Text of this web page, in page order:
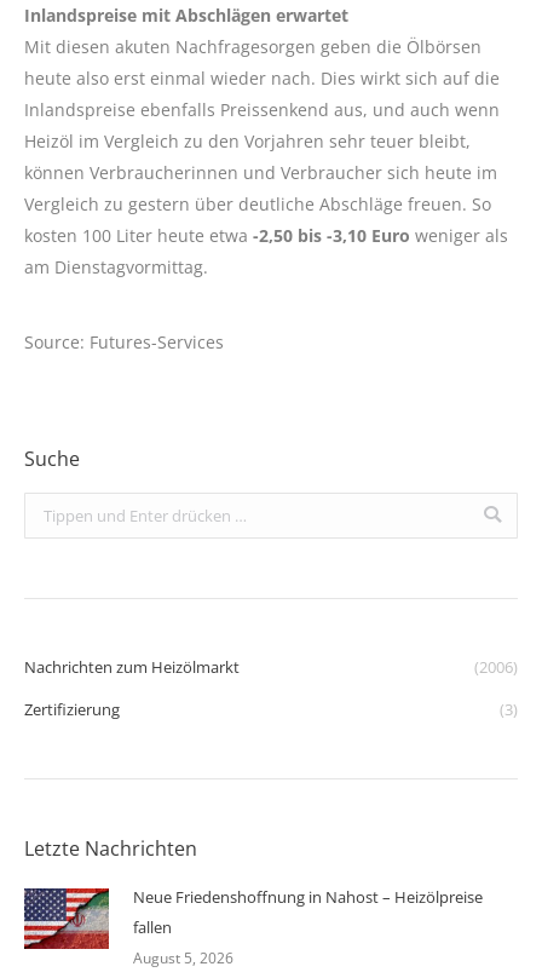
Inlandspreise mit Abschlägen erwartet
Mit diesen akuten Nachfragesorgen geben die Ölbörsen
heute also erst einmal wieder nach. Dies wirkt sich auf die
Inlandspreise ebenfalls Preissenkend aus, und auch wenn
Heizöl im Vergleich zu den Vorjahren sehr teuer bleibt,
können Verbraucherinnen und Verbraucher sich heute im
Vergleich zu gestern über deutliche Abschläge freuen. So
kosten 100 Liter heute etwa -2,50 bis -3,10 Euro weniger als
am Dienstagvormittag.
Source: Futures-Services
Suche
Search:
Nachrichten zum Heizölmarkt
(2006)
Zertifizierung
(3)
Letzte Nachrichten
Neue Friedenshoffnung in Nahost – Heizölpreise
fallen
August 5, 2026